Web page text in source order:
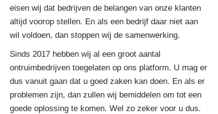
eisen wij dat bedrijven de belangen van onze klanten
altijd voorop stellen. En als een bedrijf daar niet aan
wil voldoen, dan stoppen wij de samenwerking.
Sinds 2017 hebben wij al een groot aantal
ontruimbedrijven toegelaten op ons platform. U mag er
dus vanuit gaan dat u goed zaken kan doen. En als er
problemen zijn, dan zullen wij bemiddelen om tot een
goede oplossing te komen. Wel zo zeker voor u dus.